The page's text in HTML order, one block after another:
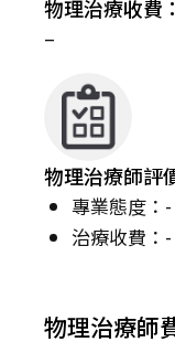
物理治療收費：
–
物理治療師評
專業態度：-
治療收費：-
物理治療師